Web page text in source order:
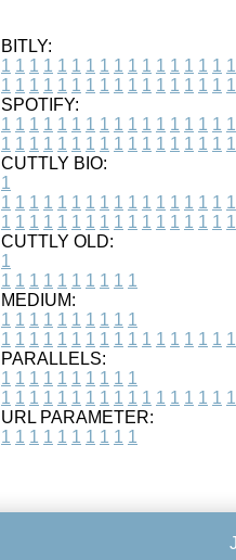
BITLY:
1 1 1 1 1 1 1 1 1 1 1 1 1 1 1 1 1
1 1 1 1 1 1 1 1 1 1 1 1 1 1 1 1 1
SPOTIFY:
1 1 1 1 1 1 1 1 1 1 1 1 1 1 1 1 1
1 1 1 1 1 1 1 1 1 1 1 1 1 1 1 1 1
CUTTLY BIO:
1
1 1 1 1 1 1 1 1 1 1 1 1 1 1 1 1 1
1 1 1 1 1 1 1 1 1 1 1 1 1 1 1 1 1
CUTTLY OLD:
1
1 1 1 1 1 1 1 1 1 1
MEDIUM:
1 1 1 1 1 1 1 1 1 1
1 1 1 1 1 1 1 1 1 1 1 1 1 1 1 1 1
PARALLELS:
1 1 1 1 1 1 1 1 1 1
1 1 1 1 1 1 1 1 1 1 1 1 1 1 1 1 1
URL PARAMETER:
1 1 1 1 1 1 1 1 1 1